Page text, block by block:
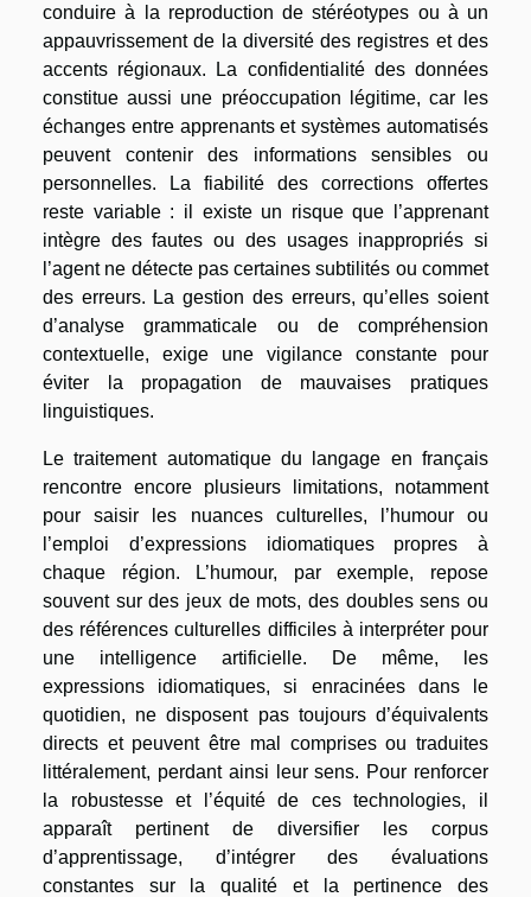
conduire à la reproduction de stéréotypes ou à un
appauvrissement de la diversité des registres et des
accents régionaux. La confidentialité des données
constitue aussi une préoccupation légitime, car les
échanges entre apprenants et systèmes automatisés
peuvent contenir des informations sensibles ou
personnelles. La fiabilité des corrections offertes
reste variable : il existe un risque que l’apprenant
intègre des fautes ou des usages inappropriés si
l’agent ne détecte pas certaines subtilités ou commet
des erreurs. La gestion des erreurs, qu’elles soient
d’analyse grammaticale ou de compréhension
contextuelle, exige une vigilance constante pour
éviter la propagation de mauvaises pratiques
linguistiques.
Le traitement automatique du langage en français
rencontre encore plusieurs limitations, notamment
pour saisir les nuances culturelles, l’humour ou
l’emploi d’expressions idiomatiques propres à
chaque région. L’humour, par exemple, repose
souvent sur des jeux de mots, des doubles sens ou
des références culturelles difficiles à interpréter pour
une intelligence artificielle. De même, les
expressions idiomatiques, si enracinées dans le
quotidien, ne disposent pas toujours d’équivalents
directs et peuvent être mal comprises ou traduites
littéralement, perdant ainsi leur sens. Pour renforcer
la robustesse et l’équité de ces technologies, il
apparaît pertinent de diversifier les corpus
d’apprentissage, d’intégrer des évaluations
constantes sur la qualité et la pertinence des